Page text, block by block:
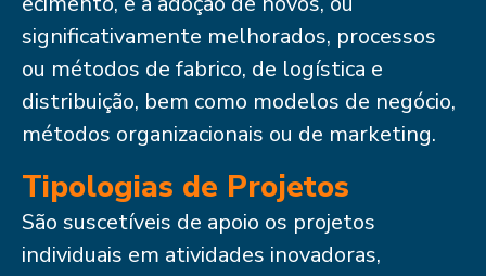
significativamente melhorados, processos
ou métodos de fabrico, de logística e
distribuição, bem como modelos de negócio,
métodos organizacionais ou de marketing.
Tipologias de Projetos
São suscetíveis de apoio os projetos
individuais em atividades inovadoras,